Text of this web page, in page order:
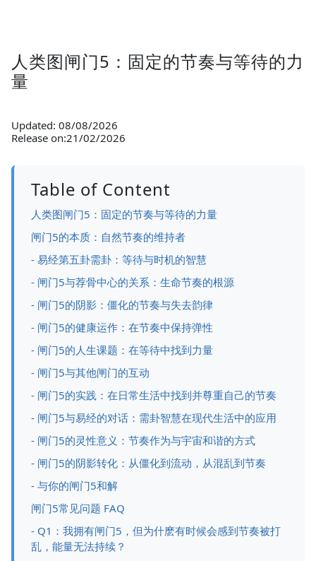
人类图闸门5：固定的节奏与等待的力
量
Updated: 08/08/2026
Release on:21/02/2026
Table of Content
人类图闸门5：固定的节奏与等待的力量
闸门5的本质：自然节奏的维持者
- 易经第五卦需卦：等待与时机的智慧
- 闸门5与荐骨中心的关系：生命节奏的根源
- 闸门5的阴影：僵化的节奏与失去韵律
- 闸门5的健康运作：在节奏中保持弹性
- 闸门5的人生课题：在等待中找到力量
- 闸门5与其他闸门的互动
- 闸门5的实践：在日常生活中找到并尊重自己的节奏
- 闸门5与易经的对话：需卦智慧在现代生活中的应用
- 闸门5的灵性意义：节奏作为与宇宙和谐的方式
- 闸门5的阴影转化：从僵化到流动，从混乱到节奏
- 与你的闸门5和解
闸门5常见问题 FAQ
- Q1：我拥有闸门5，但为什麽有时候会感到节奏被打
乱，能量无法持续？